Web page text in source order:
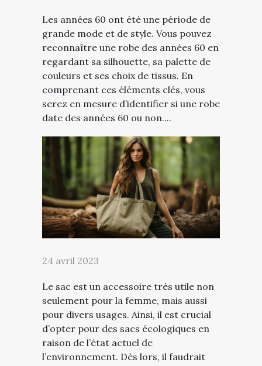
Les années 60 ont été une période de
grande mode et de style. Vous pouvez
reconnaître une robe des années 60 en
regardant sa silhouette, sa palette de
couleurs et ses choix de tissus. En
comprenant ces éléments clés, vous
serez en mesure d’identifier si une robe
date des années 60 ou non....
24 avril 2023
Le sac est un accessoire très utile non
seulement pour la femme, mais aussi
pour divers usages. Ainsi, il est crucial
d’opter pour des sacs écologiques en
raison de l’état actuel de
l’environnement. Dès lors, il faudrait